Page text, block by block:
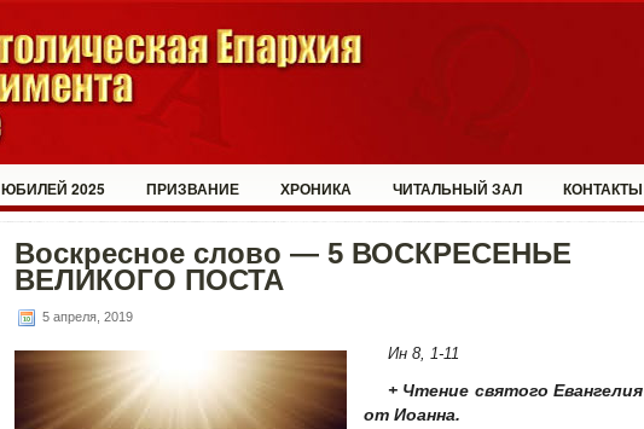
ЮБИЛЕЙ 2025 ПРИЗВАНИЕ ХРОНИКА ЧИТАЛЬНЫЙ ЗАЛ КОНТАКТЫ
Воскресное слово — 5 ВОСКРЕСЕНЬЕ
ВЕЛИКОГО ПОСТА
5 апреля, 2019
Ин 8, 1-11
+ Чтение святого Евангелия
от Иоанна.